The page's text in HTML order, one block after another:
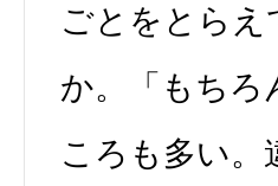
ごとをとら
か。「もちろ
ころも多い